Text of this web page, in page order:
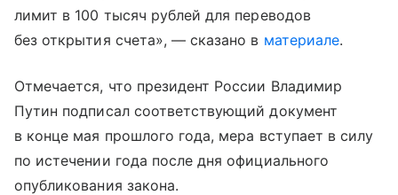
лимит в 100 тысяч рублей для переводов
без открытия счета», — сказано в материале.
Отмечается, что президент России Владимир
Путин подписал соответствующий документ
в конце мая прошлого года, мера вступает в силу
по истечении года после дня официального
опубликования закона.